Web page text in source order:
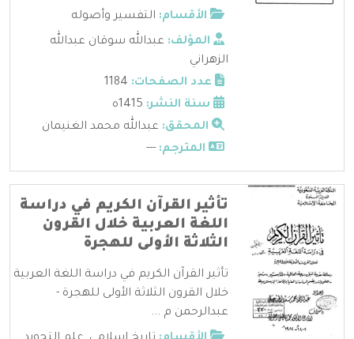
الأقسام: التفسير وأصوله
المؤلف: عبدالله سوقان عبدالله
الزهراني
عدد الصفحات:
سنة النشر:
المحقق: عبدالله محمد الغنيمان
المترجم: ---
تأثير القرآن الكريم في دراسة
اللغة العربية خلال القرون
الثلاثة الأولى للهجرة
تأثير القرآن الكريم في دراسة اللغة العربية
خلال القرون الثلاثة الأولى للهجرة -
عبدالرحمن م ...